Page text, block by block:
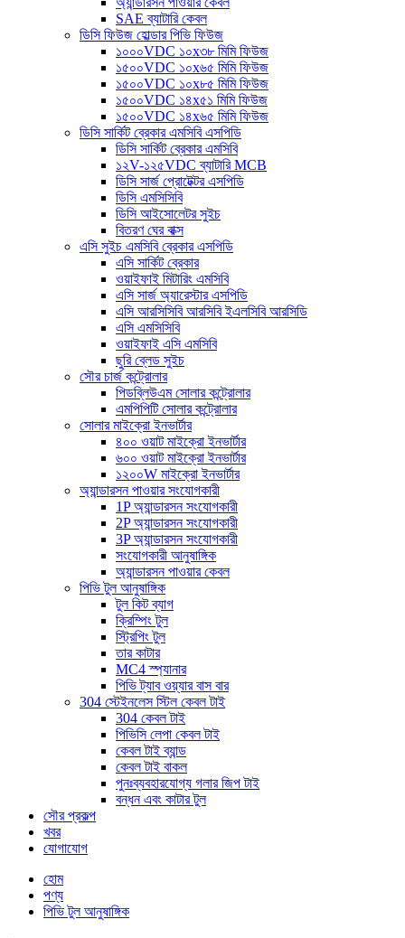
SAE ব্যাটারি কেবল
ডিসি ফিউজ হোল্ডার পিভি ফিউজ
১০০০VDC ১০x৩৮ মিমি ফিউজ
১৫০০VDC ১০x৬৫ মিমি ফিউজ
১৫০০VDC ১০x৮৫ মিমি ফিউজ
১৫০০VDC ১৪x৫১ মিমি ফিউজ
১৫০০VDC ১৪x৬৫ মিমি ফিউজ
ডিসি সার্কিট ব্রেকার এমসিবি এসপিডি
ডিসি সার্কিট ব্রেকার এমসিবি
১২V-১২৫VDC ব্যাটারি MCB
ডিসি সার্জ প্রোটেক্টর এসপিডি
ডিসি এমসিসিবি
ডিসি আইসোলেটর সুইচ
বিতরণ ঘের বাক্স
এসি সুইচ এমসিবি ব্রেকার এসপিডি
এসি সার্কিট ব্রেকার
ওয়াইফাই মিটারিং এমসিবি
এসি সার্জ অ্যারেস্টার এসপিডি
এসি আরসিসিবি আরসিবি ইএলসিবি আরসিডি
এসি এমসিসিবি
ওয়াইফাই এসি এমসিবি
ছুরি ব্লেড সুইচ
সৌর চার্জ কন্ট্রোলার
পিডব্লিউএম সোলার কন্ট্রোলার
এমপিপিটি সোলার কন্ট্রোলার
সোলার মাইক্রো ইনভার্টার
৪০০ ওয়াট মাইক্রো ইনভার্টার
৬০০ ওয়াট মাইক্রো ইনভার্টার
১২০০W মাইক্রো ইনভার্টার
অ্যান্ডারসন পাওয়ার সংযোগকারী
1P অ্যান্ডারসন সংযোগকারী
2P অ্যান্ডারসন সংযোগকারী
3P অ্যান্ডারসন সংযোগকারী
সংযোগকারী আনুষাঙ্গিক
অ্যান্ডারসন পাওয়ার কেবল
পিভি টুল আনুষাঙ্গিক
টুল কিট ব্যাগ
ক্রিম্পিং টুল
স্ট্রিপিং টুল
তার কাটার
MC4 স্প্যানার
পিভি ট্যাব ওয়্যার বাস বার
304 স্টেইনলেস স্টিল কেবল টাই
304 কেবল টাই
পিভিসি লেপা কেবল টাই
কেবল টাই ব্যান্ড
কেবল টাই বাকল
পুনঃব্যবহারযোগ্য গলার জিপ টাই
বন্ধন এবং কাটার টুল
সৌর প্রকল্প
খবর
যোগাযোগ
হোম
পণ্য
পিভি টুল আনুষাঙ্গিক